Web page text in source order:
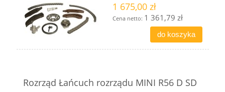
1 675,00 zł
Cena netto: 1 361,79 zł
do koszyka
Rozrząd Łańcuch rozrządu MINI R56 D SD